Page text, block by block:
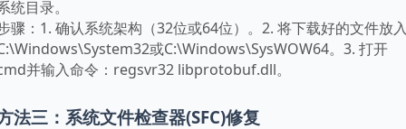
统目录。
骤：1. 确认系统架构（32位或64位）。2. 将下载好的文件放
或C:\Windows\SysWOW64。3. 打开
并输入命令：regsvr32 libprotobuf.dll。
法三：系统文件检查器(SFC)修复